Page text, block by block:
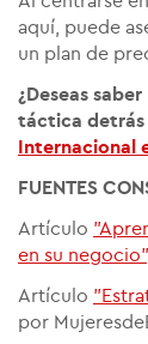
aquí, puede
un plan de
¿Deseas
táctica detrás
Internacional
FUENTES
Artículo
en su negocio"
Artículo
por